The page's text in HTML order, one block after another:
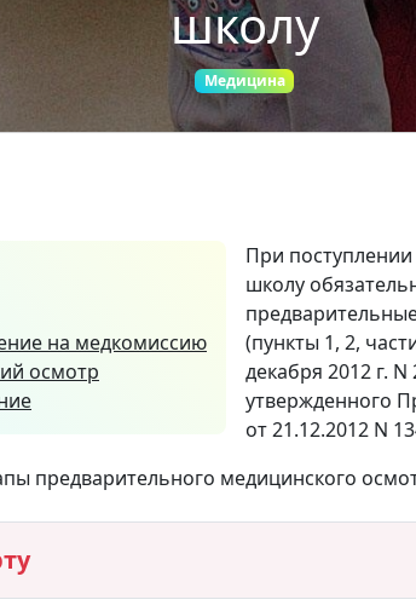
школу
Медицина
на медкомиссию
осмотр
При поступлении
школу
(пункты 1, 2,
декабря 2012 г.
утвержденного
от 21.12.2012 N
предварительного медицинского